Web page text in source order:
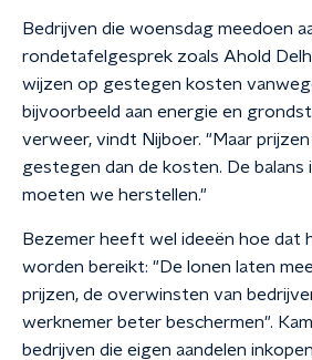
Bedrijven die woensdag meedoen
rondetafelgesprek zoals Ahold
wijzen op gestegen kosten
bijvoorbeeld aan energie en
verweer, vindt Nijboer. "Maar
gestegen dan de kosten. De balans
moeten we herstellen."
Bezemer heeft wel ideeën hoe dat
worden bereikt: "De lonen laten
prijzen, de overwinsten van
werknemer beter beschermen".
bedrijven die eigen aandelen